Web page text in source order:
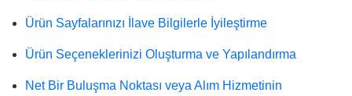
Ürün Sayfalarınızı İlave Bilgilerle İyileştirme
Ürün Seçeneklerinizi Oluşturma ve Yapılandırma
Net Bir Buluşma Noktası veya Alım Hizmetinin